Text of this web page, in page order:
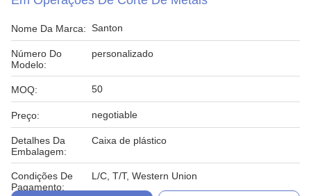
Nome Da Marca: Santon
Número Do
Modelo:
personalizado
MOQ: 50
Preço: negotiable
Detalhes Da
Embalagem:
Caixa de plástico
Condições De
Pagamento:
L/C, T/T, Western Union